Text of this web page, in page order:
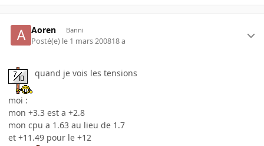
Aoren Banni
Posté(e) le 1 mars 200818 a
quand je vois les tensions
moi :
mon +3.3 est a +2.8
mon cpu a 1.63 au lieu de 1.7
et +11.49 pour le +12